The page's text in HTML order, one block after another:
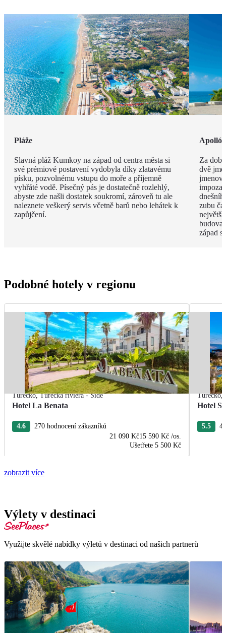
Pláže
Slavná pláž Kumkoy na západ od centra města si
své prémiové postavení vydobyla díky zlatavému
písku, pozvolnému vstupu do moře a příjemně
vyhřáté vodě. Písečný pás je dostatečně rozlehlý,
abyste zde našli dostatek soukromí, zároveň tu ale
naleznete veškerý servis včetně barů nebo lehátek k
zapůjčení.
Za dob
dvě
zubu
největší
budova
západ
Podobné hotely v regionu
Turecko,Turecká riviéra - Side
Hotel La Benata
4.6
270 hodnocení zákazníků
21 090 Kč15 590 Kč /os.
Ušetřete 5 500 Kč
Turecko,
Hotel
5.5
zobrazit více
Výlety v destinaci
Využijte skvělé nabídky výletů v destinaci od našich partnerů